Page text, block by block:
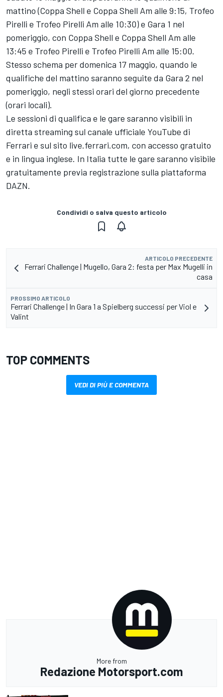
mattino (Coppa Shell e Coppa Shell Am alle 9:15, Trofeo
Pirelli e Trofeo Pirelli Am alle 10:30) e Gara 1 nel
pomeriggio, con Coppa Shell e Coppa Shell Am alle
13:45 e Trofeo Pirelli e Trofeo Pirelli Am alle 15:00.
Stesso schema per domenica 17 maggio, quando le
qualifiche del mattino saranno seguite da Gara 2 nel
pomeriggio, negli stessi orari del giorno precedente
(orari locali).
Le sessioni di qualifica e le gare saranno visibili in
diretta streaming sul canale ufficiale YouTube di
Ferrari e sul sito live.ferrari.com, con accesso gratuito
e in lingua inglese. In Italia tutte le gare saranno visibile
gratuitamente previa registrazione sulla piattaforma
DAZN.
Condividi o salva questo articolo
ARTICOLO PRECEDENTE
Ferrari Challenge | Mugello, Gara 2: festa per Max Mugelli in
casa
PROSSIMO ARTICOLO
Ferrari Challenge | In Gara 1 a Spielberg successi per Viol e
Valint
TOP COMMENTS
VEDI DI PIÙ E COMMENTA
More from
Redazione Motorsport.com